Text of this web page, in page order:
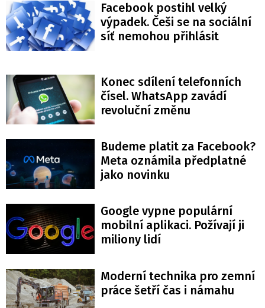
Facebook postihl velký
výpadek. Češi se na sociální
síť nemohou přihlásit
Konec sdílení telefonních
čísel. WhatsApp zavádí
revoluční změnu
Budeme platit za Facebook?
Meta oznámila předplatné
jako novinku
Google vypne populární
mobilní aplikaci. Požívají ji
miliony lidí
Moderní technika pro zemní
práce šetří čas i námahu